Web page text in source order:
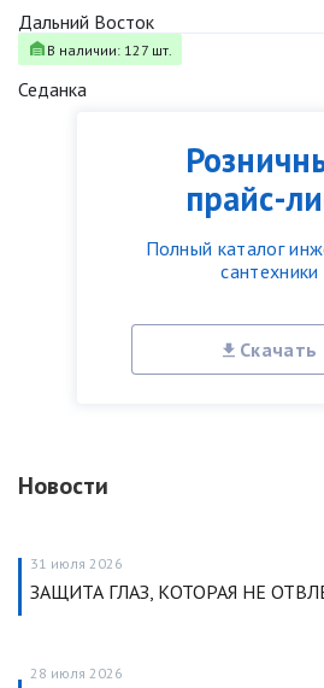
прайс-
Полный каталог
сантехники
Скачать
Новости
31 июля 2026
ЗАЩИТА ГЛАЗ, КОТОРАЯ НЕ
28 июля 2026
Дальний Восток
В наличии: 127 шт.
Седанка